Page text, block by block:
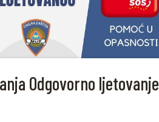
Odgovorno ljetovanje